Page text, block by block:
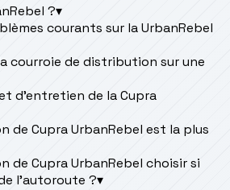
?▾
courants sur la UrbanRebel
courroie de distribution sur une
d'entretien de la Cupra
de Cupra UrbanRebel est la plus
de Cupra UrbanRebel choisir si
l'autoroute ?▾